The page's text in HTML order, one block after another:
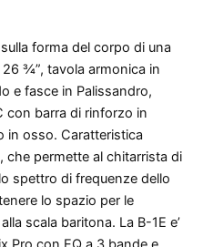
forma del corpo di una
¾”, tavola armonica in
e fasce in Palissandro,
con barra di rinforzo in
in osso. Caratteristica
che permette al chitarrista di
spettro di frequenze dello
lo spazio per le
scala baritona. La B-1E e’